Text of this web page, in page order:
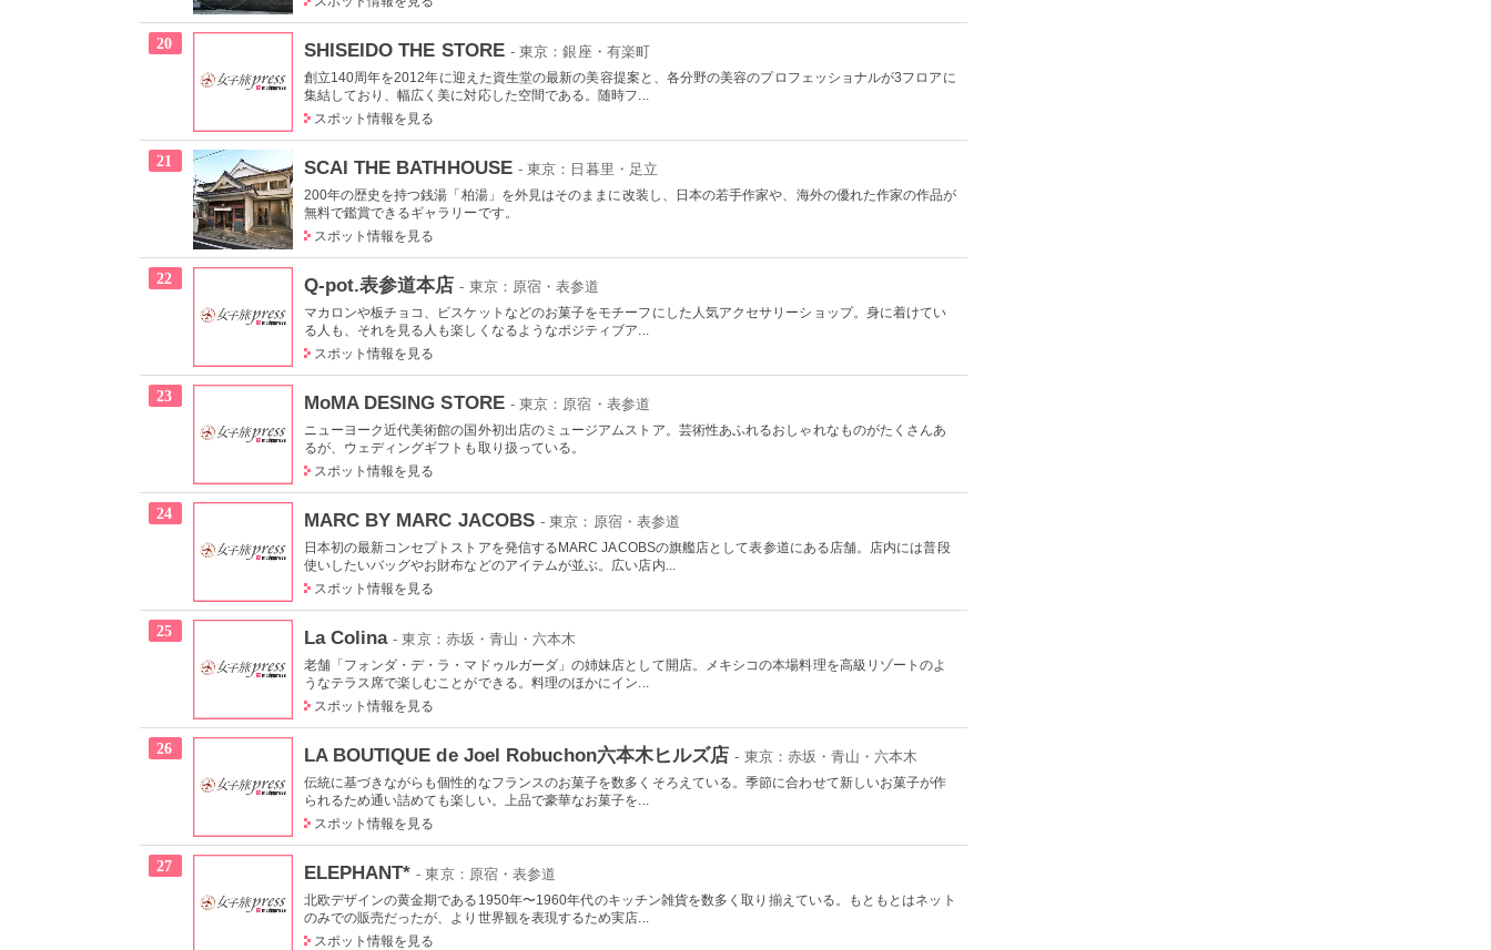
20 SHISEIDO THE STORE - 東京：銀座・有楽町
創立140周年を2012年に迎えた資生堂の最新の美容提案と、各分野の美容のプロフェッショナルが3フロアに
集結しており、幅広く美に対応した空間である。随時フ...
スポット情報を見る
21 SCAI THE BATHHOUSE - 東京：日暮里・足立
200年の歴史を持つ銭湯「柏湯」を外見はそのままに改装し、日本の若手作家や、海外の優れた作家の作品が
無料で鑑賞できるギャラリーです。
スポット情報を見る
22 Q-pot.表参道本店 - 東京：原宿・表参道
マカロンや板チョコ、ビスケットなどのお菓子をモチーフにした人気アクセサリーショップ。身に着けてい
る人も、それを見る人も楽しくなるようなポジティブア...
スポット情報を見る
23 MoMA DESING STORE - 東京：原宿・表参道
ニューヨーク近代美術館の国外初出店のミュージアムストア。芸術性あふれるおしゃれなものがたくさんあ
るが、ウェディングギフトも取り扱っている。
スポット情報を見る
24 MARC BY MARC JACOBS - 東京：原宿・表参道
日本初の最新コンセプトストアを発信するMARC JACOBSの旗艦店として表参道にある店舗。店内には普段
使いしたいバッグやお財布などのアイテムが並ぶ。広い店内...
スポット情報を見る
25 La Colina - 東京：赤坂・青山・六本木
老舗「フォンダ・デ・ラ・マドゥルガーダ」の姉妹店として開店。メキシコの本場料理を高級リゾートのよ
うなテラス席で楽しむことができる。料理のほかにイン...
スポット情報を見る
26 LA BOUTIQUE de Joel Robuchon六本木ヒルズ店 - 東京：赤坂・青山・六本木
伝統に基づきながらも個性的なフランスのお菓子を数多くそろえている。季節に合わせて新しいお菓子が作
られるため通い詰めても楽しい。上品で豪華なお菓子を...
スポット情報を見る
27 ELEPHANT* - 東京：原宿・表参道
北欧デザインの黄金期である1950年〜1960年代のキッチン雑貨を数多く取り揃えている。もともとはネット
のみでの販売だったが、より世界観を表現するため実店...
スポット情報を見る